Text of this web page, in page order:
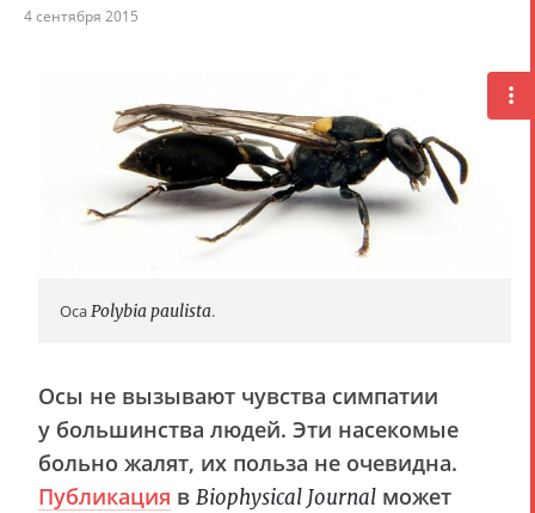
4 сентября 2015
ОсаPolybia paulista.
Осы не вызывают чувства симпатии
у большинства людей. Эти насекомые
больно жалят, их польза не очевидна.
Публикация в Biophysical Journal может